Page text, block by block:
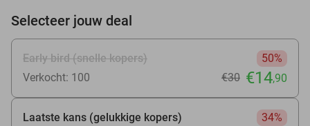
Selecteer jouw deal
Early bird (snelle kopers)
50%
Verkocht: 100
€30 €14,90
Laatste kans (gelukkige kopers)
34%